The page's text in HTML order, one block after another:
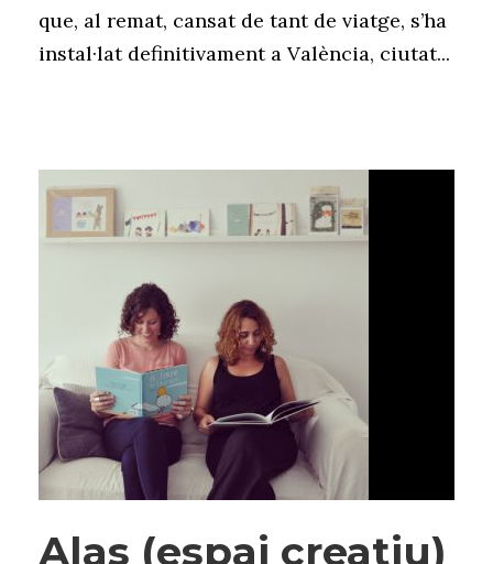
que, al remat, cansat de tant de viatge, s’ha
instal·lat definitivament a València, ciutat...
Alas (espai creatiu)